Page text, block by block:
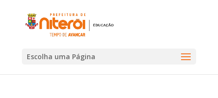
Escolha uma Página